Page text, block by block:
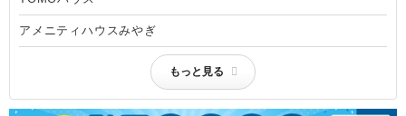
アメニティハウスみやぎ
もっと見る